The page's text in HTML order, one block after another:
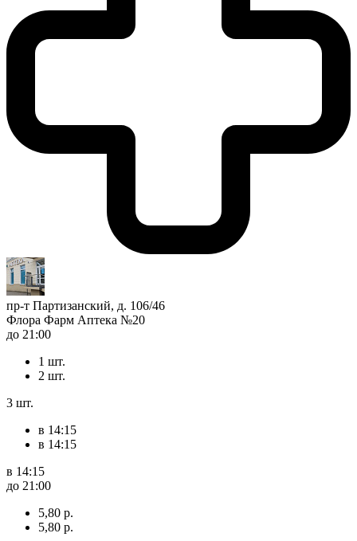
пр-т Партизанский, д. 106/46
Флора Фарм Аптека №20
до 21:00
1 шт.
2 шт.
3 шт.
в 14:15
в 14:15
в 14:15
до 21:00
5,80 р.
5,80 р.